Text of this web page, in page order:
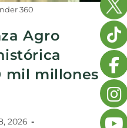
360
Agro
mil millones
2026